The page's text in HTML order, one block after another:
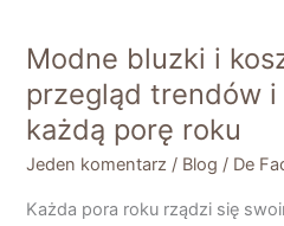
Modne bluzki i
przegląd trendów
każdą porę roku
Jeden komentarz / Blog / De
Każda pora roku rządzi się